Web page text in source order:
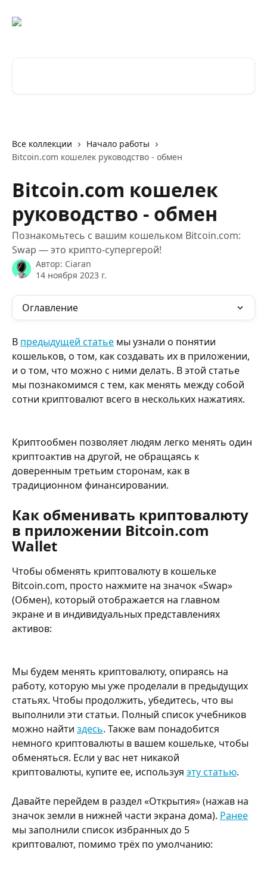
Все коллекции
Начало работы
Bitcoin.com кошелек руководство - обмен
Bitcoin.com кошелек
руководство - обмен
Познакомьтесь с вашим кошельком Bitcoin.com:
Swap — это крипто-супергерой!
Автор: Ciaran
14 ноября 2023 г.
Оглавление
В предыдущей статье мы узнали о понятии
кошельков, о том, как создавать их в приложении,
и о том, что можно с ними делать. В этой статье
мы познакомимся с тем, как менять между собой
сотни криптовалют всего в нескольких нажатиях.
Криптообмен позволяет людям легко менять один
криптоактив на другой, не обращаясь к
доверенным третьим сторонам, как в
традиционном финансировании.
Как обменивать криптовалюту
в приложении Bitcoin.com
Wallet
Чтобы обменять криптовалюту в кошельке
Bitcoin.com, просто нажмите на значок «Swap»
(Обмен), который отображается на главном
экране и в индивидуальных представлениях
активов:
Мы будем менять криптовалюту, опираясь на
работу, которую мы уже проделали в предыдущих
статьях. Чтобы продолжить, убедитесь, что вы
выполнили эти статьи. Полный список учебников
можно найти здесь. Также вам понадобится
немного криптовалюты в вашем кошельке, чтобы
обменяться. Если у вас нет никакой
криптовалюты, купите ее, используя эту статью.
Давайте перейдем в раздел «Открытия» (нажав на
значок земли в нижней части экрана дома). Ранее
мы заполнили список избранных до 5
криптовалют, помимо трёх по умолчанию: